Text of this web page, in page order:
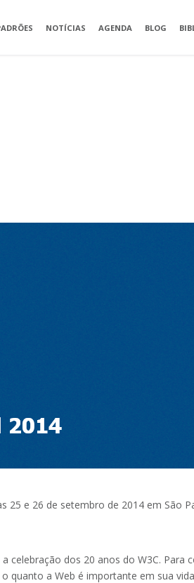
NOTÍCIAS AGENDA BLOG
25 e 26 de setembro de 2014 em São
dos 20 anos do W3C. Para
quanto a Web é importante em sua